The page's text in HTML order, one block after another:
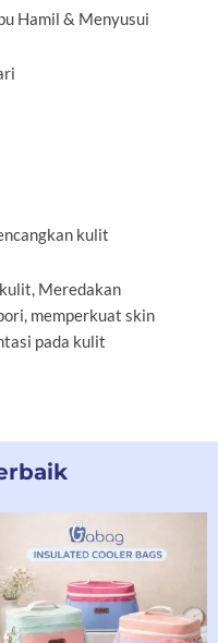
Hamil & Menyusui
kulit
Meredakan
memperkuat skin
pada kulit